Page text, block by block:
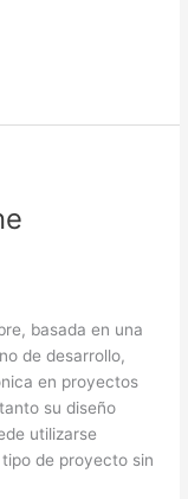
basada en una
de desarrollo,
en proyectos
su diseño
utilizarse
de proyecto sin